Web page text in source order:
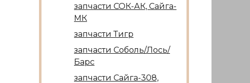
запчасти СОК-АК, Сайга-
МК
запчасти Тигр
запчасти Соболь/Лось/
Барс
запчасти Сайга-308,